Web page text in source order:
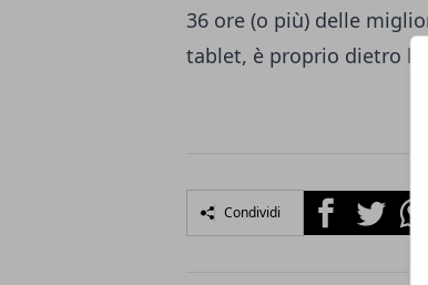
36 ore (o più) delle
tablet, è proprio dietro
Condividi FacebookTwitter